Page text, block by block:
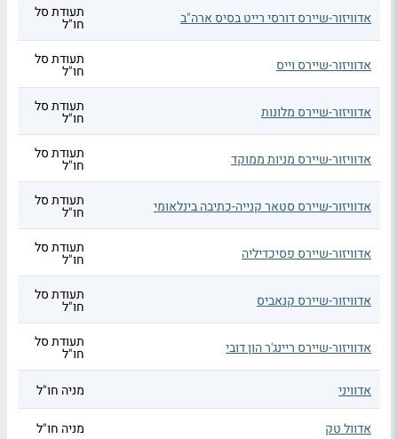
אדוויזור-שיירס דורסי רייט בסיס ארה"ב תעודת סל
חו"ל
אדוויזור-שיירס וייס תעודת סל
חו"ל
אדוויזור-שיירס מלונות תעודת סל
חו"ל
אדוויזור-שיירס מניות ממוקד תעודת סל
חו"ל
אדוויזור-שיירס סטאר קנייה-כתיבה בינלאומי תעודת סל
חו"ל
אדוויזור-שיירס פסיכדיליה תעודת סל
חו"ל
אדוויזור-שיירס קנאביס תעודת סל
חו"ל
אדוויזור-שיירס ריינג'ר הון דובי תעודת סל
חו"ל
אדוויני
מניה חו"ל
אדוול טק מניה חו"ל